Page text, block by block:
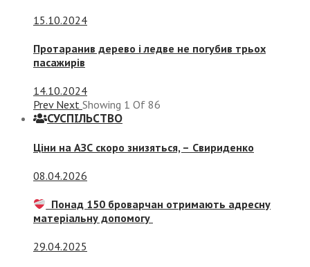
15.10.2024
Протаранив дерево і ледве не погубив трьох
пасажирів
14.10.2024
Prev Next Showing 1 Of 86
СУСПIЛЬСТВО
Ціни на АЗС скоро знизяться, – Свириденко
08.04.2026
Понад 150 броварчан отримають адресну
матеріальну допомогу
29.04.2025